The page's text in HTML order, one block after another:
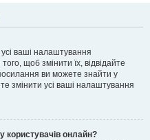
ваші налаштування
щоб змінити їх, відвідайте
ви можете знайти у
змінити усі ваші налаштування
користувачів онлайн?